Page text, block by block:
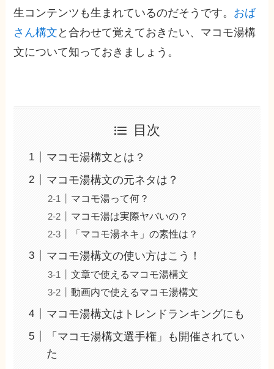
生コンテンツも生まれているのだそうです。 おば
さん構文 と合わせて覚えておきたい、マコモ湯構
文について知っておきましょう。
目次
マコモ湯構文とは？
マコモ湯構文の元ネタは？
マコモ湯って何？
マコモ湯は実際ヤバいの？
「マコモ湯ネキ」の素性は？
マコモ湯構文の使い方はこう！
文章で使えるマコモ湯構文
動画内で使えるマコモ湯構文
マコモ湯構文はトレンドランキングにも
「マコモ湯構文選手権」も開催されてい
た